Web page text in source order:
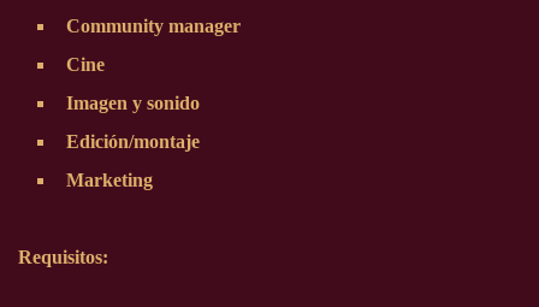
Community manager
Cine
Imagen y sonido
Edición/montaje
Marketing
Requisitos: